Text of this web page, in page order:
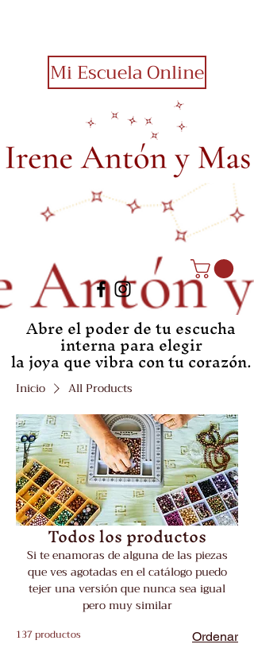
Mi Escuela Online
Abre el poder de tu escucha
interna para elegir
la joya que vibra con tu corazón.
Inicio All Products
Todos los productos
Si te enamoras de alguna de las piezas
que ves agotadas en el catálogo puedo
tejer una versión que nunca sea igual
pero muy similar
137 productos Ordenar